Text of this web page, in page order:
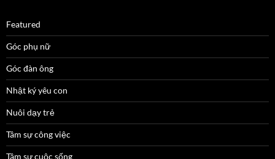
Featured
Góc phụ nữ
Góc đàn ông
Nhật ký yêu con
Nuôi dạy trẻ
Tâm sự công việc
Tâm sự cuộc sống